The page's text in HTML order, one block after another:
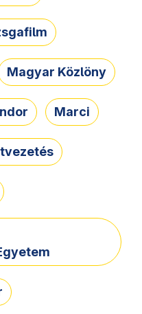
Magyar Közlöny
Marci